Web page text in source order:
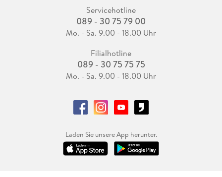
Servicehotline
089 - 30 75 79 00
Mo. - Sa. 9.00 - 18.00 Uhr
Filialhotline
089 - 30 75 75 75
Mo. - Sa. 9.00 - 18.00 Uhr
Laden Sie unsere App herunter.